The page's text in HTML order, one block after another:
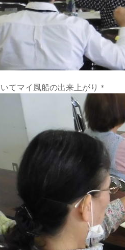
てマイ風船の出来上がり＊